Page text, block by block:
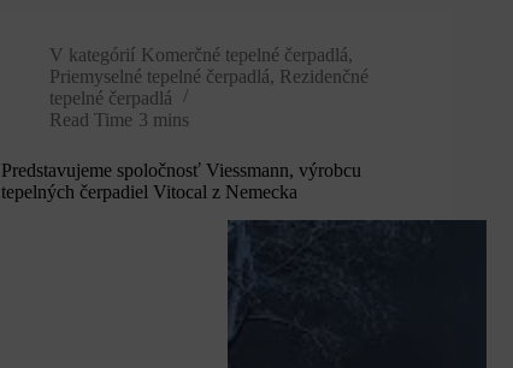
V kategórií Komerčné tepelné čerpadlá,
Priemyselné tepelné čerpadlá, Rezidenčné
tepelné čerpadlá
Read Time 3 mins
Predstavujeme spoločnosť Viessmann, výrobcu
tepelných čerpadiel Vitocal z Nemecka